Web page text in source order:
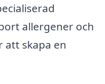
allergener och
att skapa en